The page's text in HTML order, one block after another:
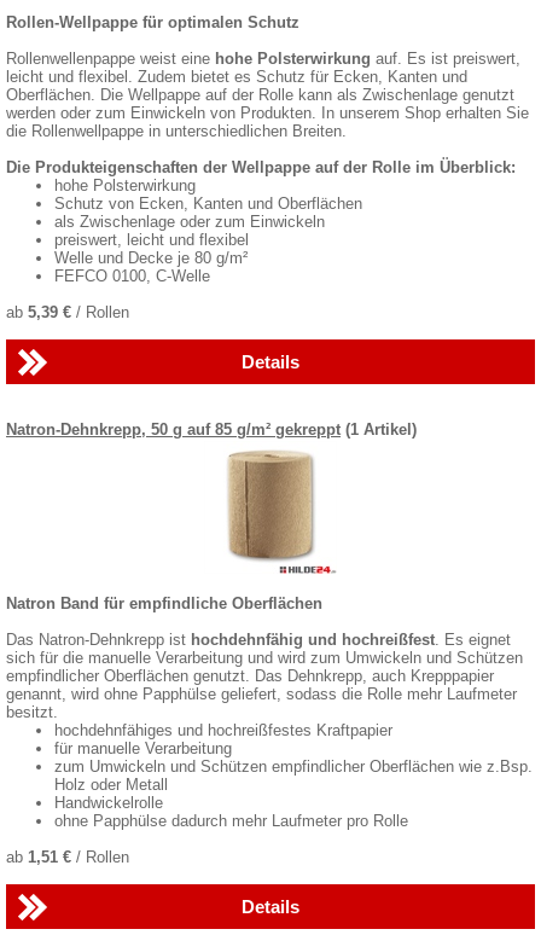
Rollen-Wellpappe für optimalen Schutz
Rollenwellenpappe weist eine hohe Polsterwirkung auf. Es ist preiswert,
leicht und flexibel. Zudem bietet es Schutz für Ecken, Kanten und
Oberflächen. Die Wellpappe auf der Rolle kann als Zwischenlage genutzt
werden oder zum Einwickeln von Produkten. In unserem Shop erhalten Sie
die Rollenwellpappe in unterschiedlichen Breiten.
Die Produkteigenschaften der Wellpappe auf der Rolle im Überblick:
hohe Polsterwirkung
Schutz von Ecken, Kanten und Oberflächen
als Zwischenlage oder zum Einwickeln
preiswert, leicht und flexibel
Welle und Decke je 80 g/m²
FEFCO 0100, C-Welle
ab 5,39 € / Rollen
Details
Natron-Dehnkrepp, 50 g auf 85 g/m² gekreppt (1 Artikel)
Natron Band für empfindliche Oberflächen
Das Natron-Dehnkrepp ist hochdehnfähig und hochreißfest. Es eignet
sich für die manuelle Verarbeitung und wird zum Umwickeln und Schützen
empfindlicher Oberflächen genutzt. Das Dehnkrepp, auch Krepppapier
genannt, wird ohne Papphülse geliefert, sodass die Rolle mehr Laufmeter
besitzt.
hochdehnfähiges und hochreißfestes Kraftpapier
für manuelle Verarbeitung
zum Umwickeln und Schützen empfindlicher Oberflächen wie z.Bsp.
Holz oder Metall
Handwickelrolle
ohne Papphülse dadurch mehr Laufmeter pro Rolle
ab 1,51 € / Rollen
Details